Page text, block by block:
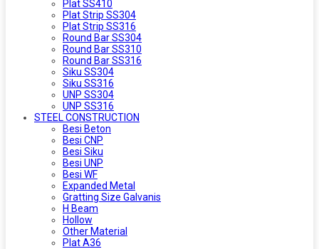
Plat SS410
Plat Strip SS304
Plat Strip SS316
Round Bar SS304
Round Bar SS310
Round Bar SS316
Siku SS304
Siku SS316
UNP SS304
UNP SS316
STEEL CONSTRUCTION
Besi Beton
Besi CNP
Besi Siku
Besi UNP
Besi WF
Expanded Metal
Gratting Size Galvanis
H Beam
Hollow
Other Material
Plat A36